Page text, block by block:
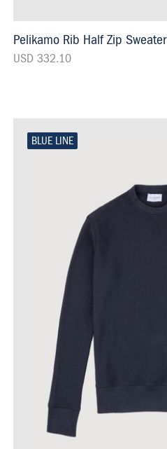
Pelikamo Rib Half Zip Sweater
USD 332.10
BLUE LINE